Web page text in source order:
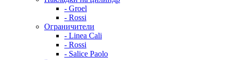
- Groel
- Rossi
Ограничители
- Linea Cali
- Rossi
- Salice Paolo